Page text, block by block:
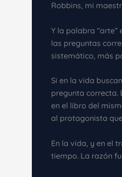
Robbins, mi
Y la palabra
las preguntas
sistemático, más
Si en la vida
pregunta correcta.
en el libro del
al protagonista
En la vida, y en el
tiempo. La razón